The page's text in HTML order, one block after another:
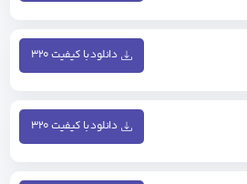
دانلود با کیفیت ۳۲۰
دانلود با کیفیت ۳۲۰